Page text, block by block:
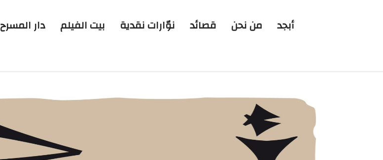
دار المسرح بيت الفيلم نوّارات نقدية قصائد من نحن
أبجد